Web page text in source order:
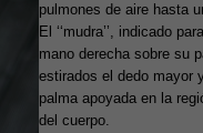
pulmones de aire hasta
El ‘‘mudra’’, indicado
mano derecha sobre su
estirados el dedo mayor
palma apoyada en la
del cuerpo.